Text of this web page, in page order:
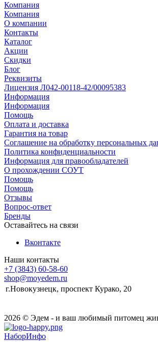
Компания
Компания
О компании
Контакты
Каталог
Акции
Скидки
Блог
Реквизиты
Лицензия Л042-00118-42/00095383
Информация
Информация
Помощь
Оплата и доставка
Гарантия на товар
Соглашение на обработку персональных
Политика конфиденциальности
Информация для правообладателей
О прохождении СОУТ
Помощь
Помощь
Отзывы
Вопрос-ответ
Бренды
Оставайтесь на связи
Вконтакте
Наши контакты
+7 (3843) 60-58-60
shop@moyedem.ru
г.Новокузнецк, проспект Курако, 20
2026 © Эдем - и ваш любимый питомец
НаборИнфо